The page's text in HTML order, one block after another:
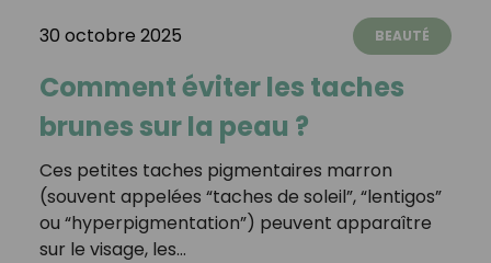
30 octobre 2025 BEAUTÉ
Comment éviter les taches
brunes sur la peau ?
Ces petites taches pigmentaires marron
(souvent appelées “taches de soleil”, “lentigos”
ou “hyperpigmentation”) peuvent apparaître
sur le visage, les…